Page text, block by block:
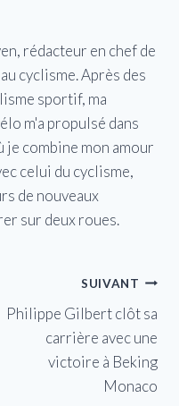
rédacteur en chef de
cyclisme. Après des
sportif, ma
m'a propulsé dans
je combine mon amour
celui du cyclisme,
de nouveaux
sur deux roues.
SUIVANT
Philippe Gilbert clôt sa
carrière avec une
victoire à Beking
Monaco